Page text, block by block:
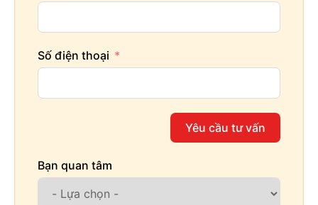
Số điện thoại
Yêu cầu tư vấn
Bạn quan tâm